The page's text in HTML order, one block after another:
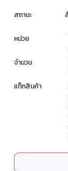
สถานะ
หน่วย
จำนวน
แท็กสินค้า